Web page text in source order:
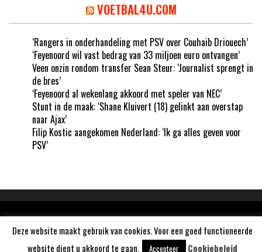
VOETBAL4U.COM
‘Rangers in onderhandeling met PSV over Couhaib Driouech’
‘Feyenoord wil vast bedrag van 33 miljoen euro ontvangen’
Veen onzin rondom transfer Sean Steur: ‘Journalist sprengt in
de bres’
‘Feyenoord al wekenlang akkoord met speler van NEC’
Stunt in de maak: ‘Shane Kluivert (18) gelinkt aan overstap
naar Ajax’
Filip Kostic aangekomen Nederland: ‘Ik ga alles geven voor
PSV’
Deze website maakt gebruik van cookies. Voor een goed functioneerde
website dient u akkoord te gaan.
Accepteer Cookiebeleid